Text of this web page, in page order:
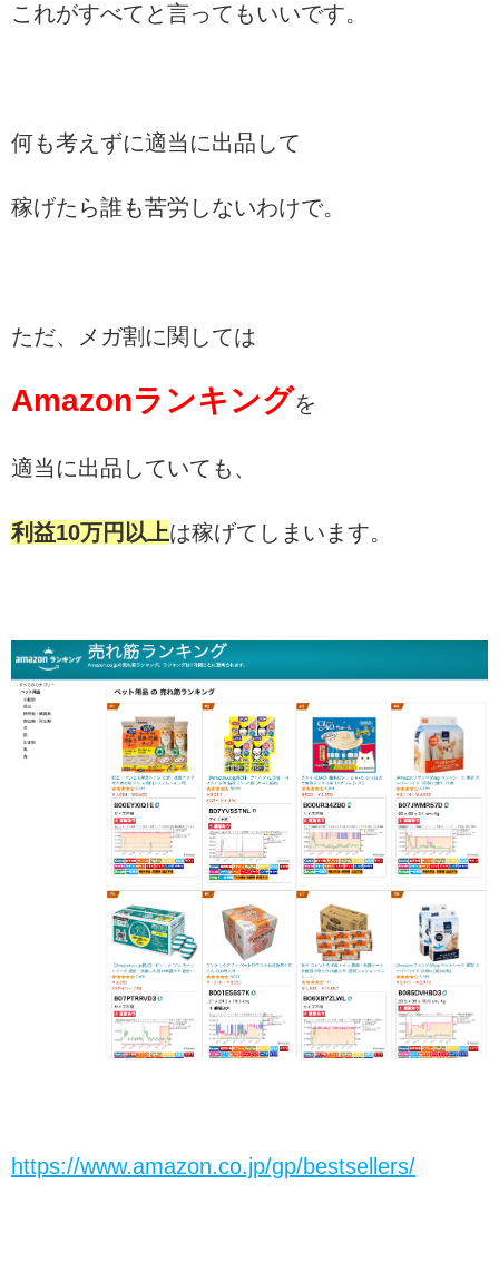
これがすべてと言ってもいいです。
何も考えずに適当に出品して
稼げたら誰も苦労しないわけで。
ただ、メガ割に関しては
Amazonランキングを
適当に出品していても、
利益10万円以上は稼げてしまいます。
https://www.amazon.co.jp/gp/bestsellers/